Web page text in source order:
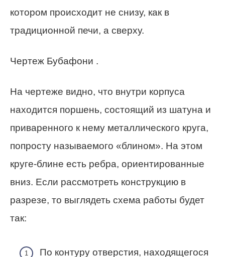
котором происходит не снизу, как в
традиционной печи, а сверху.
Чертеж Бубафони .
На чертеже видно, что внутри корпуса
находится поршень, состоящий из шатуна и
приваренного к нему металлического круга,
попросту называемого «блином». На этом
круге-блине есть ребра, ориентированные
вниз. Если рассмотреть конструкцию в
разрезе, то выглядеть схема работы будет
так:
По контуру отверстия, находящегося